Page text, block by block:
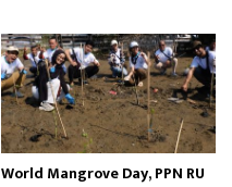
World Mangrove Day, PPN RU